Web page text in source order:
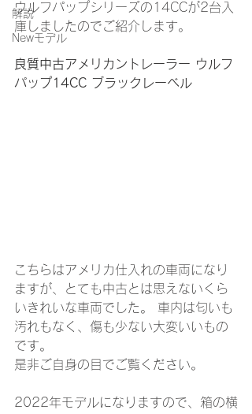
解説
Newモデル
ウルフパップシリーズの14CCが2台入
庫しましたのでご紹介します。
良質中古アメリカントレーラー ウルフ
パップ14CC ブラックレーベル
こちらはアメリカ仕入れの車両になり
ますが、とても中古とは思えないくら
いきれいな車両でした。 車内は匂いも
汚れもなく、傷も少ない大変いいもの
です。
是非ご自身の目でご覧ください。
2022年モデルになりますので、箱の横